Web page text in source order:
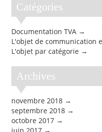
Catégories
Documentation TVA
L'objet de communication
L'objet par catégorie
Archives
novembre 2018
septembre 2018
octobre 2017